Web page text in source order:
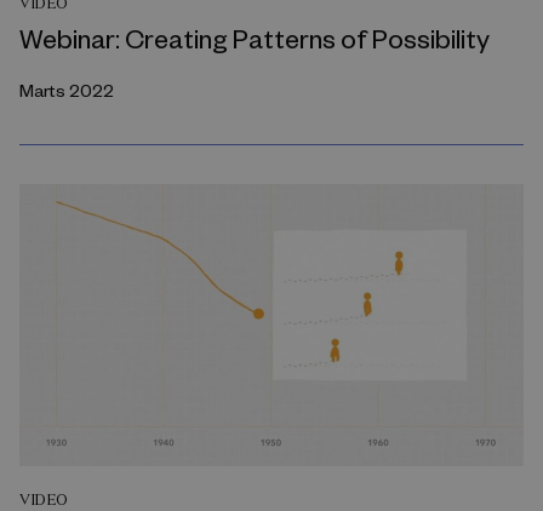
Webinar: Creating Patterns of Possibility
Marts 2022
VIDEO